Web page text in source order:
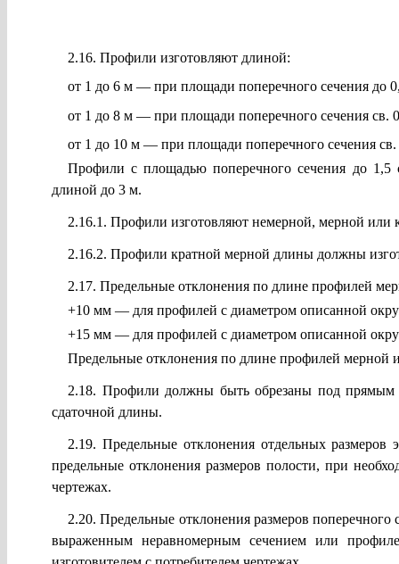
2.16. Профили изготовляют длиной:
от 1 до 6 м — при площади поперечного сечения до
от 1 до 8 м — при площади поперечного сечения св.
от 1 до 10 м — при площади поперечного сечения св.
Профили с площадью поперечного сечения до
длиной до 3 м.
2.16.1. Профили изготовляют немерной, мерной или
2.16.2. Профили кратной мерной длины должны
2.17. Предельные отклонения по длине профилей
+10 мм — для профилей с диаметром описанной
+15 мм — для профилей с диаметром описанной
Предельные отклонения по длине профилей
2.18. Профили должны быть обрезаны под прямым
сдаточной длины.
2.19. Предельные отклонения отдельных
предельные отклонения размеров полости, при
чертежах.
2.20. Предельные отклонения размеров
выраженным неравномерным сечением или